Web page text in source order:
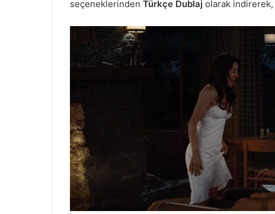
seçeneklerinden Türkçe Dublaj olarak indirerek,